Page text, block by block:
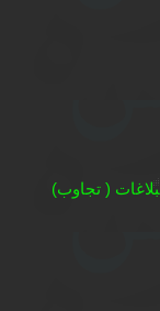
( تجاوب)